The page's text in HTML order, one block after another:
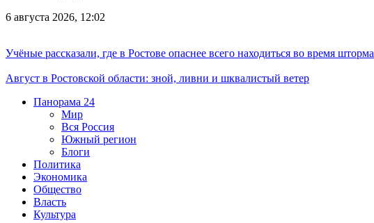
6 августа 2026, 12:02
Учёные рассказали, где в Ростове опаснее всего находиться во время шторма
Август в Ростовской области: зной, ливни и шквалистый ветер
Панорама 24
Мир
Вся Россия
Южный регион
Блоги
Политика
Экономика
Общество
Власть
Культура